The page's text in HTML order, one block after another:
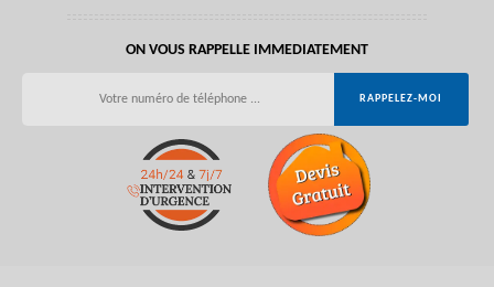
ON VOUS RAPPELLE IMMEDIATEMENT